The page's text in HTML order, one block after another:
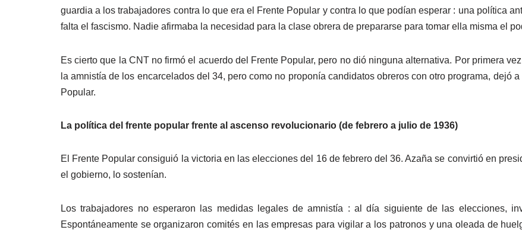
guardia a los trabajadores contra lo que era el Frente Popular y contra lo que podían esperar : una política
falta el fascismo. Nadie afirmaba la necesidad para la clase obrera de prepararse para tomar ella misma el
Es cierto que la CNT no firmó el acuerdo del Frente Popular, pero no dió ninguna alternativa. Por primera
la amnistía de los encarcelados del 34, pero como no proponía candidatos obreros con otro programa, dejó
Popular.
La política del frente popular frente al ascenso revolucionario (de febrero a julio de 1936)
El Frente Popular consiguió la victoria en las elecciones del 16 de febrero del 36. Azaña se convirtió en
el gobierno, lo sostenían.
Los trabajadores no esperaron las medidas legales de amnistía : al día siguiente de las elecciones,
Espontáneamente se organizaron comités en las empresas para vigilar a los patronos y una oleada de